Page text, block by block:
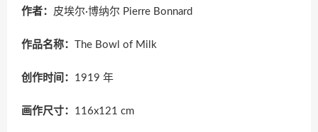
作者： 皮埃尔·博纳尔 Pierre Bonnard
作品名称： The Bowl of Milk
创作时间： 1919 年
画作尺寸： 116x121 cm